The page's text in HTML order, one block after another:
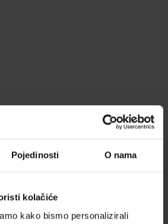
Pojedinosti O nama
kolačiće
kako bismo personalizirali